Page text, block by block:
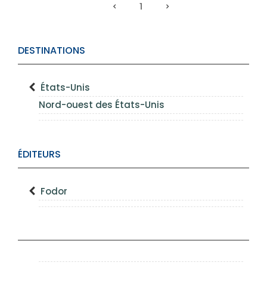
DESTINATIONS
États-Unis
Nord-ouest des États-Unis
ÉDITEURS
Fodor
1